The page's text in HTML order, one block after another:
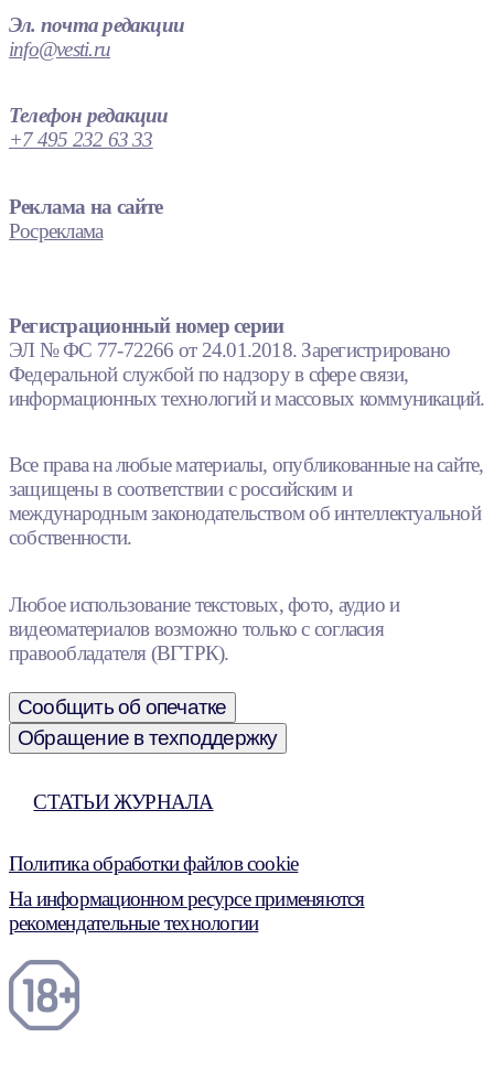
Эл. почта редакции
info@vesti.ru
Телефон редакции
+7 495 232 63 33
Реклама на сайте
Росреклама
Регистрационный номер серии
ЭЛ № ФС 77-72266 от 24.01.2018. Зарегистрировано
Федеральной службой по надзору в сфере связи,
информационных технологий и массовых коммуникаций.
Все права на любые материалы, опубликованные на сайте,
защищены в соответствии с российским и
международным законодательством об интеллектуальной
собственности.
Любое использование текстовых, фото, аудио и
видеоматериалов возможно только с согласия
правообладателя (ВГТРК).
Сообщить об опечатке
Обращение в техподдержку
СТАТЬИ ЖУРНАЛА
Политика обработки файлов cookie
На информационном ресурсе применяются
рекомендательные технологии